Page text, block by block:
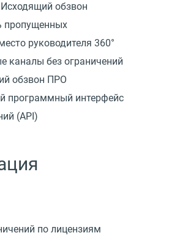
обзвон
пропущенных
руководителя 360°
каналы без ограничений
обзвон ПРО
программный интерфейс
(API)
по лицензиям